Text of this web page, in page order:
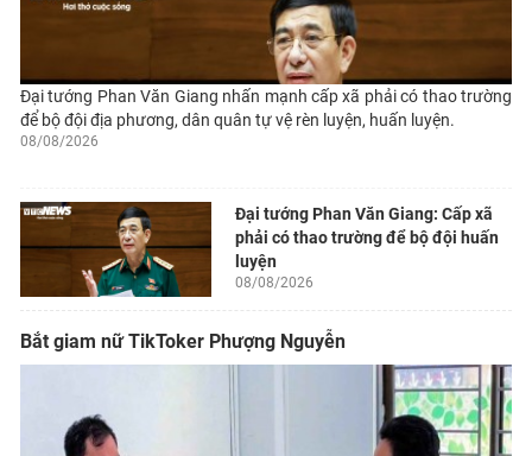
Đại tướng Phan Văn Giang nhấn mạnh cấp xã phải có thao trường
để bộ đội địa phương, dân quân tự vệ rèn luyện, huấn luyện.
08/08/2026
Đại tướng Phan Văn Giang: Cấp xã
phải có thao trường để bộ đội huấn
luyện
08/08/2026
Bắt giam nữ TikToker Phượng Nguyễn